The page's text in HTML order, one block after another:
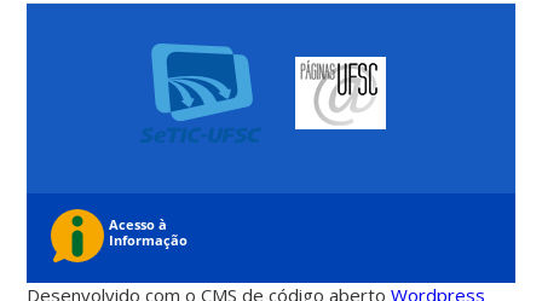
Desenvolvido com o CMS de código abertoWordpress